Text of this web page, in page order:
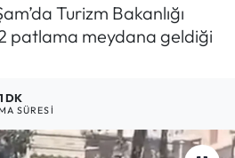
Turizm Bakanlığı
2 patlama meydana geldiği
1 DK
SÜRESI